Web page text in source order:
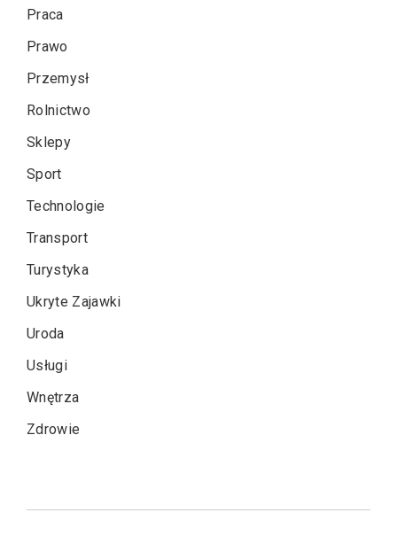
Praca
Prawo
Przemysł
Rolnictwo
Sklepy
Sport
Technologie
Transport
Turystyka
Ukryte Zajawki
Uroda
Usługi
Wnętrza
Zdrowie